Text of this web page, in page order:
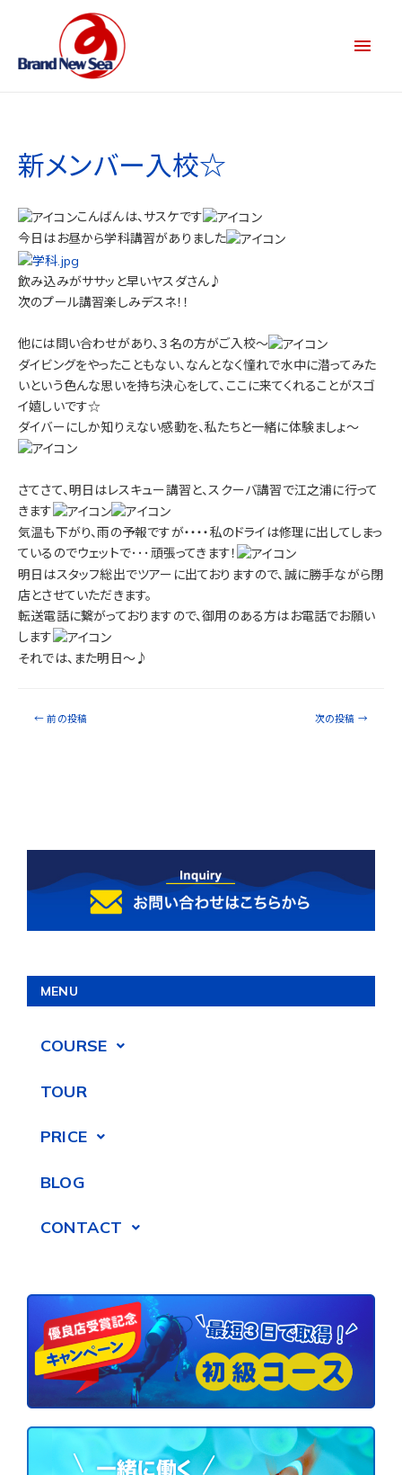
新メンバー入校☆
こんばんは、サスケです
今日はお昼から学科講習がありました
飲み込みがササッと早いヤスダさん♪
次のプール講習楽しみデスネ！！
他には問い合わせがあり、３名の方がご入校～
ダイビングをやったこともない、なんとなく憧れで水中に潜ってみた
いという色んな思いを持ち決心をして、ここに来てくれることがスゴ
イ嬉しいです☆
ダイバーにしか知りえない感動を、私たちと一緒に体験ましょ～
さてさて、明日はレスキュー講習と、スクーバ講習で江之浦に行って
きます
気温も下がり、雨の予報ですが・・・・私のドライは修理に出してしまっ
ているのでウェットで･･･頑張ってきます！
明日はスタッフ総出でツアーに出ておりますので、誠に勝手ながら閉
店とさせていただきます。
転送電話に繋がっておりますので、御用のある方はお電話でお願い
します
それでは、また明日～♪
← 前の投稿 次の投稿 →
MENU
COURSE
TOUR
PRICE
BLOG
CONTACT